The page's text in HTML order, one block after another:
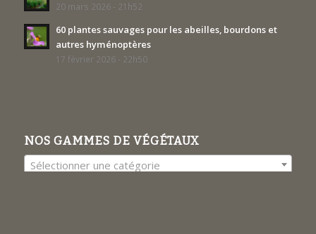
20 mars 2026 - 21h52
60 plantes sauvages pour les abeilles, bourdons et
autres hyménoptères
17 février 2026 - 22h50
NOS GAMMES DE VÉGÉTAUX
Sélectionner une catégorie